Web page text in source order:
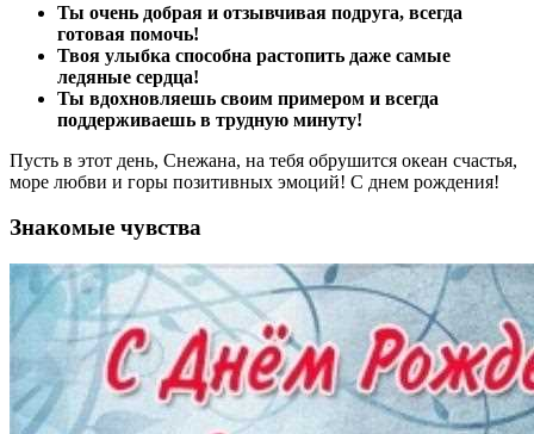
Ты очень добрая и отзывчивая подруга, всегда
готовая помочь!
Твоя улыбка способна растопить даже самые
ледяные сердца!
Ты вдохновляешь своим примером и всегда
поддерживаешь в трудную минуту!
Пусть в этот день, Снежана, на тебя обрушится океан счастья,
море любви и горы позитивных эмоций! С днем рождения!
Знакомые чувства